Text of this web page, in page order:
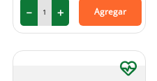
＋
－ Agregar